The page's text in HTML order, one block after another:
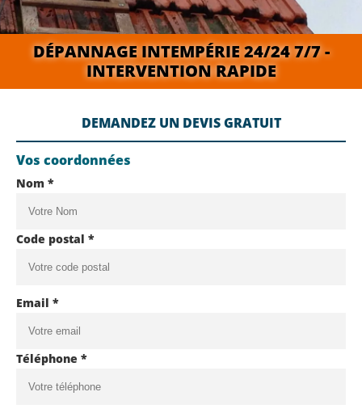
DÉPANNAGE INTEMPÉRIE 24/24 7/7 -
INTERVENTION RAPIDE
DEMANDEZ UN DEVIS GRATUIT
Vos coordonnées
Nom *
Code postal *
Email *
Téléphone *